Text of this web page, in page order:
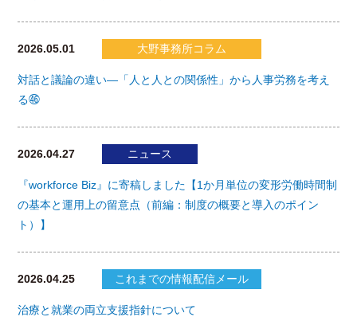
2026.05.01 大野事務所コラム
対話と議論の違い―「人と人との関係性」から人事労務を考え
る㊻
2026.04.27 ニュース
『workforce Biz』に寄稿しました【1か月単位の変形労働時間制
の基本と運用上の留意点（前編：制度の概要と導入のポイン
ト）】
2026.04.25 これまでの情報配信メール
治療と就業の両立支援指針について